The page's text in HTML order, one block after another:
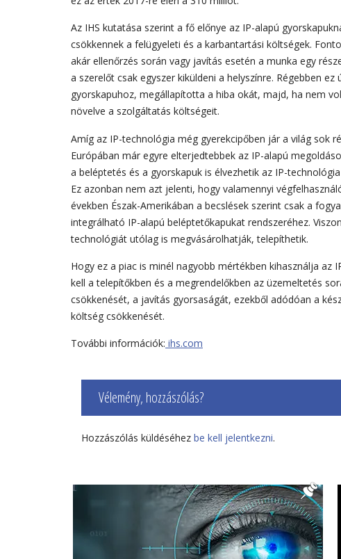
Az IHS kutatása szerint a fő előnye az IP-alapú
csökkennek a felügyeleti és a karbantartási költségek.
akár ellenőrzés során vagy javítás esetén a munka egy
a szerelőt csak egyszer kiküldeni a helyszínre. Régebben
gyorskapuhoz, megállapította a hiba okát, majd, ha nem
növelve a szolgáltatás költségeit.
Amíg az IP-technológia még gyerekcipőben jár a világ sok
Európában már egyre elterjedtebbek az IP-alapú
a beléptetés és a gyorskapuk is élvezhetik az IP-
Ez azonban nem azt jelenti, hogy valamennyi
években Észak-Amerikában a becslések szerint csak a
integrálható IP-alapú beléptetőkapukat rendszeréhez.
technológiát utólag is megvásárolhatják, telepíthetik.
Hogy ez a piac is minél nagyobb mértékben kihasználja
kell a telepítőkben és a megrendelőkben az üzemeltetés
csökkenését, a javítás gyorsaságát, ezekből adódóan a
költség csökkenését.
További információk: ihs.com
Vélemény, hozzászólás?
Hozzászólás küldéséhez be kell jelentkezni.